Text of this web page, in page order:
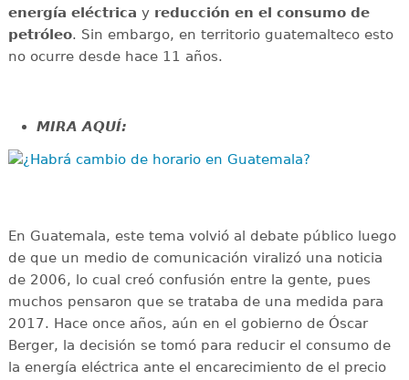
energía eléctrica y reducción en el consumo de
petróleo. Sin embargo, en territorio guatemalteco esto
no ocurre desde hace 11 años.
MIRA AQUÍ:
¿Habrá cambio de horario en Guatemala?
En Guatemala, este tema volvió al debate público luego
de que un medio de comunicación viralizó una noticia
de 2006, lo cual creó confusión entre la gente, pues
muchos pensaron que se trataba de una medida para
2017. Hace once años, aún en el gobierno de Óscar
Berger, la decisión se tomó para reducir el consumo de
la energía eléctrica ante el encarecimiento de el precio